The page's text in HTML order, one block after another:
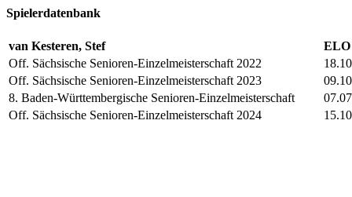
Spielerdatenbank
van Kesteren, Stef
Off. Sächsische Senioren-Einzelmeisterschaft 2022
Off. Sächsische Senioren-Einzelmeisterschaft 2023
8. Baden-Württembergische Senioren-Einzelmeisterschaft
Off. Sächsische Senioren-Einzelmeisterschaft 2024